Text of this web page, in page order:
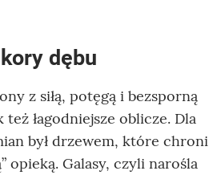
dębu
z siłą, potęgą i bezsporną
też łagodniejsze oblicze. Dla
był drzewem, które chroni
opieką. Galasy, czyli narośla